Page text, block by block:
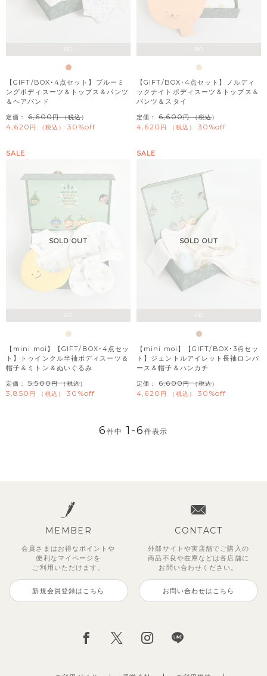
80
【GIFT/BOX･4点セット】ブルーミ
ングボディスーツ＆トップス＆パンツ
＆ヘアバンド
定価： 6,600 （税込）
4,620 税込 30%off
80
【GIFT/BOX･4点セット】ノルディ
ックナイトボディスーツ＆トップス＆
パンツ＆スタイ
定価： 6,600 （税込）
4,620 税込 30%off
SOLD OUT
SALE
【mini moi】【GIFT/BOX･4点セッ
ト】トゥインクル半袖ボディスーツ＆
帽子＆ミトン＆ぬいぐるみ
定価： 5,500 （税込）
3,850 税込 30%off
SOLD OUT
SALE
【mini moi】【GIFT/BOX･3点セッ
ト】ジェントルアイレット長袖ロンパ
ース＆帽子＆ハンカチ
定価： 6,600 （税込）
4,620 税込 30%off
6件中 1 -6 件表示
MEMBER
会員さまはお得なポイントや
便利な マイページを
ご利用いただけます。
新規会員登録はこちら
CONTACT
外部サイトや実店舗でご購入の
商品不良や在庫などは各店舗に
お問い合わせください。
お問い合わせはこちら